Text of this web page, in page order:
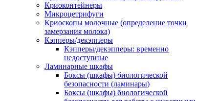
Криоконтейнеры
Микроцетрифуги
Криоскопы молочные (определение точки
замерзания молока)
Кэпперы/декэпперы
Кэпперы/декэпперы: временно
недоступные
Ламинарные шкафы
Боксы (шкафы) биологической
безопасности (ламинары)
Боксы (шкафы) биологической